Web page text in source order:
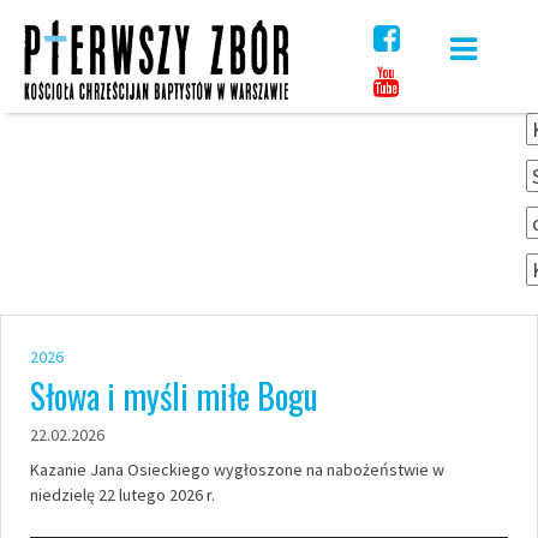
content
2026
Słowa i myśli miłe Bogu
22.02.2026
Kazanie Jana Osieckiego wygłoszone na nabożeństwie w
niedzielę 22 lutego 2026 r.